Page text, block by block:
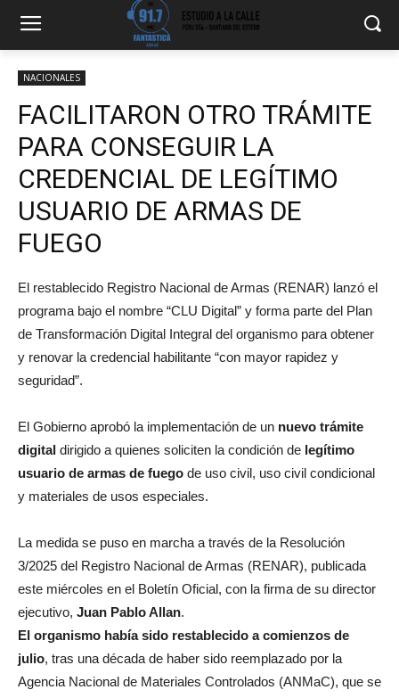
NACIONALES
FACILITARON OTRO TRÁMITE
PARA CONSEGUIR LA
CREDENCIAL DE LEGÍTIMO
USUARIO DE ARMAS DE
FUEGO
El restablecido Registro Nacional de Armas (RENAR) lanzó el
programa bajo el nombre “CLU Digital” y forma parte del Plan
de Transformación Digital Integral del organismo para obtener
y renovar la credencial habilitante “con mayor rapidez y
seguridad”.
El Gobierno aprobó la implementación de un nuevo trámite
digital dirigido a quienes soliciten la condición de legítimo
usuario de armas de fuego de uso civil, uso civil condicional
y materiales de usos especiales.
La medida se puso en marcha a través de la Resolución
3/2025 del Registro Nacional de Armas (RENAR), publicada
este miércoles en el Boletín Oficial, con la firma de su director
ejecutivo, Juan Pablo Allan.
El organismo había sido restablecido a comienzos de
julio, tras una década de haber sido reemplazado por la
Agencia Nacional de Materiales Controlados (ANMaC), que se